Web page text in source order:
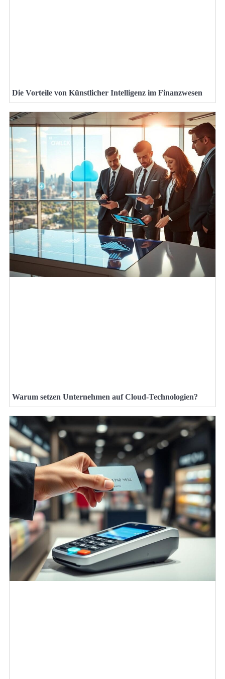
Die Vorteile von Künstlicher Intelligenz im Finanzwesen
Warum setzen Unternehmen auf Cloud-Technologien?